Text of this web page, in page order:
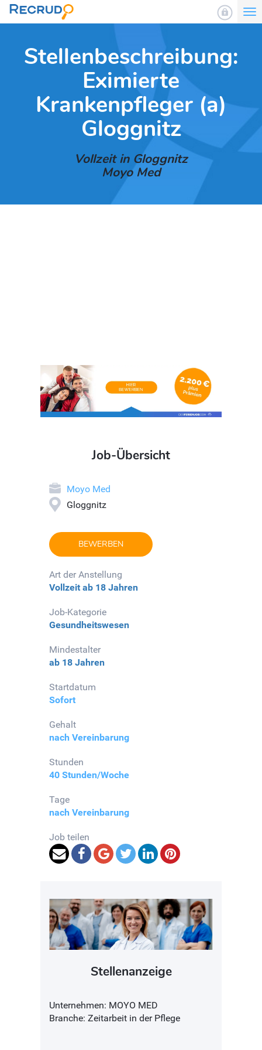
Stellenbeschreibung:
Eximierte
Krankenpfleger (a)
Gloggnitz
Vollzeit in Gloggnitz
Moyo Med
Job-Übersicht
Moyo Med
Gloggnitz
BEWERBEN
Art der Anstellung
Vollzeit ab 18 Jahren
Job-Kategorie
Gesundheitswesen
Mindestalter
ab 18 Jahren
Startdatum
Sofort
Gehalt
nach Vereinbarung
Stunden
40 Stunden/Woche
Tage
nach Vereinbarung
Job teilen
Stellenanzeige
Unternehmen: MOYO MED
Branche: Zeitarbeit in der Pflege